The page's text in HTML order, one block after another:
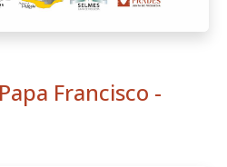
Francisco -